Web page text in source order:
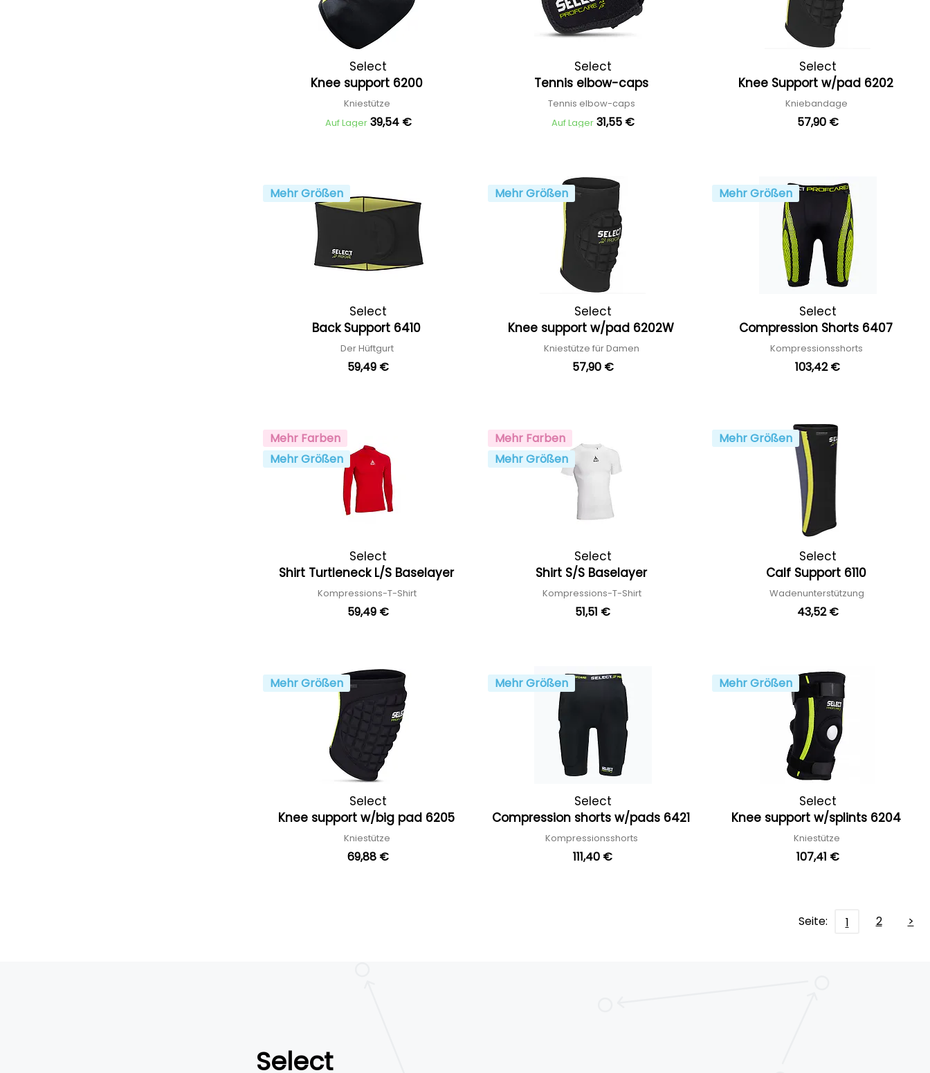
Select
Knee support 6200
Kniestütze
Auf Lager 39,54 €
Select
Tennis elbow-caps
Tennis elbow-caps
Auf Lager 31,55 €
Select
Knee Support w/pad 6202
Kniebandage
57,90 €
Mehr Größen
Select
Back Support 6410
Der Hüftgurt
59,49 €
Mehr Größen
Select
Knee support w/pad 6202W
Kniestütze für Damen
57,90 €
Mehr Größen
Select
Compression Shorts 6407
Kompressionsshorts
103,42 €
Mehr Farben
Mehr Größen
Select
Shirt Turtleneck L/S Baselayer
Kompressions-T-Shirt
59,49 €
Mehr Farben
Mehr Größen
Select
Shirt S/S Baselayer
Kompressions-T-Shirt
51,51 €
Mehr Größen
Select
Calf Support 6110
Wadenunterstützung
43,52 €
Mehr Größen
Select
Knee support w/big pad 6205
Kniestütze
69,88 €
Mehr Größen
Select
Compression shorts w/pads 6421
Kompressionsshorts
111,40 €
Mehr Größen
Select
Knee support w/splints 6204
Kniestütze
107,41 €
Seite: 1 2 >
Select